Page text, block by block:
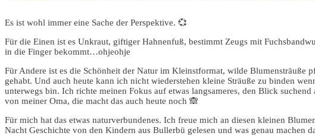
Es ist wohl immer eine Sache der Perspektive. 💞
Für die Einen ist es Unkraut, giftiger Hahnenfuß, bestimmt Zeugs mit
in die Finger bekommt…ohjeohje
Für Andere ist es die Schönheit der Natur im Kleinstformat, wilde Blumensträuße
gehabt. Und auch heute kann ich nicht wiederstehen kleine Sträuße zu binden
unterwegs bin. Ich richte meinen Fokus auf etwas langsameres, den Blick
von meiner Oma, die macht das auch heute noch 🙈
Für mich hat das etwas naturverbundenes. Ich freue mich an diesen kleinen
Nacht Geschichte von den Kindern aus Bullerbü gelesen und was genau